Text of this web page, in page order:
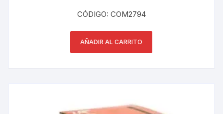
CÓDIGO: COM2794
AÑADIR AL CARRITO